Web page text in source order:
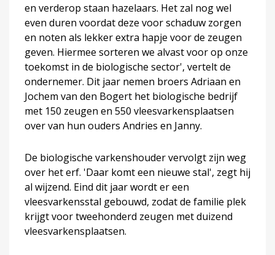
en verderop staan hazelaars. Het zal nog wel
even duren voordat deze voor schaduw zorgen
en noten als lekker extra hapje voor de zeugen
geven. Hiermee sorteren we alvast voor op onze
toekomst in de biologische sector', vertelt de
ondernemer. Dit jaar nemen broers Adriaan en
Jochem van den Bogert het biologische bedrijf
met 150 zeugen en 550 vleesvarkensplaatsen
over van hun ouders Andries en Janny.
De biologische varkenshouder vervolgt zijn weg
over het erf. 'Daar komt een nieuwe stal', zegt hij
al wijzend. Eind dit jaar wordt er een
vleesvarkensstal gebouwd, zodat de familie plek
krijgt voor tweehonderd zeugen met duizend
vleesvarkensplaatsen.